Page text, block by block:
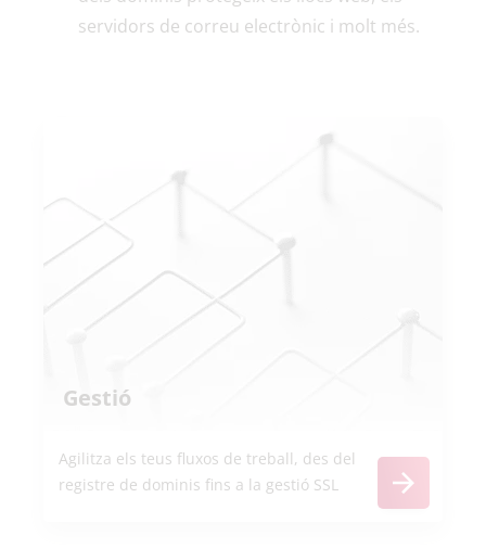
servidors de correu electrònic i molt més.
Gestió
Agilitza els teus fluxos de treball, des del
registre de dominis fins a la gestió SSL